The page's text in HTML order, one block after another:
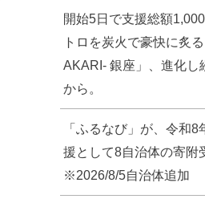
開始5日で支援総額
トロを炭火で豪快に炙
AKARI- 銀座」、進化し
から。
「ふるなび」が、令和
援として8自治体の寄
※2026/8/5自治体追加